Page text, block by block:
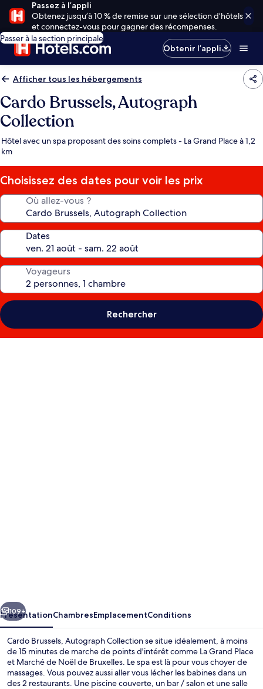
Passez à l’appli
Obtenez jusqu’à 10 % de remise sur une sélection d’hôtels
et connectez-vous pour gagner des récompenses.
Passer à la section principale
Obtenir l’appli
Afficher tous les hébergements
Cardo Brussels, Autograph
Collection
Hôtel avec un spa proposant des soins complets - La Grand Place à 1,2
km
Choisissez des dates pour voir les prix
Où allez-vous ?
Dates
Voyageurs
Rechercher
Suivant
109+
PrésentationChambresEmplacementConditions
Cardo Brussels, Autograph Collection se situe idéalement, à moins
de 15 minutes de marche de points d'intérêt comme La Grand Place
et Marché de Noël de Bruxelles. Le spa est là pour vous choyer de
massages. Vous pouvez aussi aller vous lécher les babines dans un
des 2 restaurants. Une piscine couverte, un bar / salon et une salle